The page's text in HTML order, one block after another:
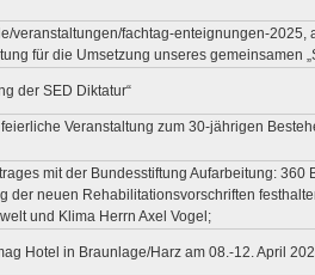
veranstaltungen/fachtag-enteignungen-2025,
für die Umsetzung unseres gemeinsamen
der SED Diktatur“
Veranstaltung zum 30-jährigen
mit der Bundesstiftung Aufarbeitung: 360
der neuen Rehabilitationsvorschriften
und Klima Herrn Axel Vogel;
Hotel in Braunlage/Harz am 08.-12. April